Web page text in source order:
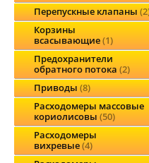
Перепускные клапаны 2
Корзины
всасывающие 1
Предохранители
обратного потока 2
Приводы 8
Расходомеры массовые
кориолисовы 50
Расходомеры
вихревые 4